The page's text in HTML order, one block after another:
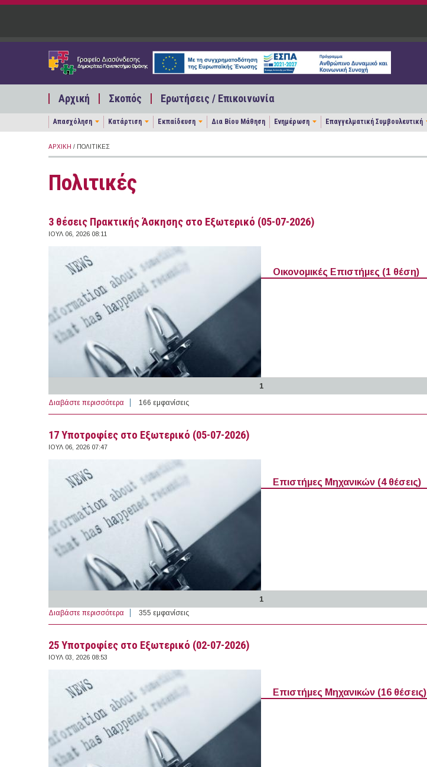
Παράκαμψη προς το κυρίως περιεχόμενο
Αρχική Σκοπός Ερωτήσεις / Επικοινωνία
Απασχόληση Κατάρτιση Εκπαίδευση Δια Βίου Μάθηση Ενημέρωση Επαγγελματική Συμβουλευτική
ΑΡΧΙΚΉ / ΠΟΛΙΤΙΚΈΣ
Πολιτικές
3 θέσεις Πρακτικής Άσκησης στο Εξωτερικό (05-07-2026)
ΙΟΥΛ 06, 2026 08:11
Οικονομικές Επιστήμες (1 θέση)
1
Διαβάστε περισσότερα για 3 θέσεις Πρακτικής Άσκησης στο Εξωτερικό (05-07-2026)
166 εμφανίσεις
17 Υποτροφίες στο Εξωτερικό (05-07-2026)
ΙΟΥΛ 06, 2026 07:47
Επιστήμες Μηχανικών (4 θέσεις)
1
Διαβάστε περισσότερα για 17 Υποτροφίες στο Εξωτερικό (05-07-2026)
355 εμφανίσεις
25 Υποτροφίες στο Εξωτερικό (02-07-2026)
ΙΟΥΛ 03, 2026 08:53
Επιστήμες Μηχανικών (16 θέσεις)